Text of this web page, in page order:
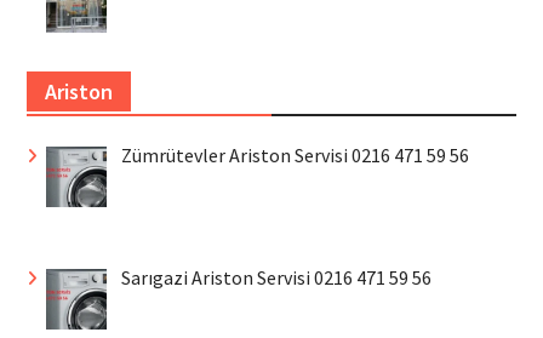
Ariston
Zümrütevler Ariston Servisi 0216 471 59 56
Sarıgazi Ariston Servisi 0216 471 59 56